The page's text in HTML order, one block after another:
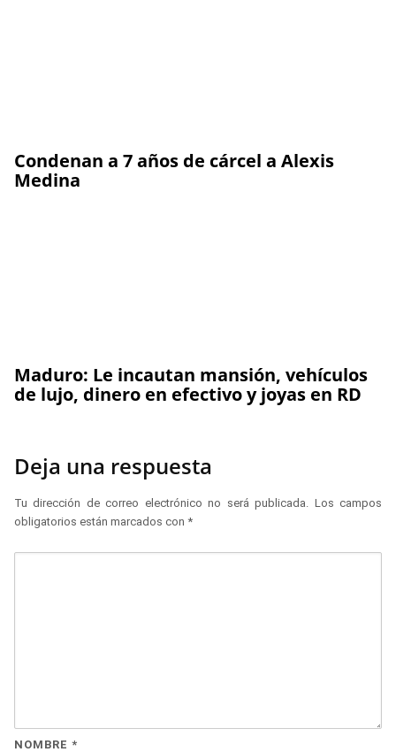
Condenan a 7 años de cárcel a Alexis
Medina
Maduro: Le incautan mansión, vehículos
de lujo, dinero en efectivo y joyas en RD
Deja una respuesta
Tu dirección de correo electrónico no será publicada.
Los campos
obligatorios están marcados con *
NOMBRE *